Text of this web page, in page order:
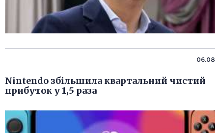
06.08
Nintendo збільшила квартальний чистий
прибуток у 1,5 раза